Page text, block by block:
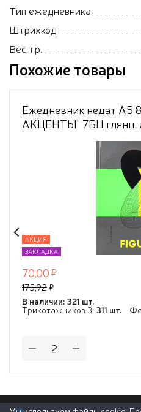
Тип ежедневника
Штрихкод
Вес, гр.
Похожие товары
Ежедневник недат А5
АКЦЕНТЫ" 7БЦ глянц.
мелов.облож,
АКЦИЯ
ЗАКЛАДКА
70,00
175,92
В наличии: 321 шт.
Трикотажников 3: 311 шт.